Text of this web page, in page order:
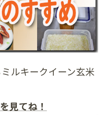
ルキークイーン玄米
見てね！